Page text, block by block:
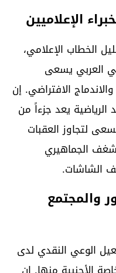
الإعلاميين
الخطاب الإعلامي،
العربي يسعى
الافتراضي. إن
يعد جزءاً من
لتجاوز العقبات
الجماهيري
الشاشات.
والمجتمع
الوعي النقدي لدى